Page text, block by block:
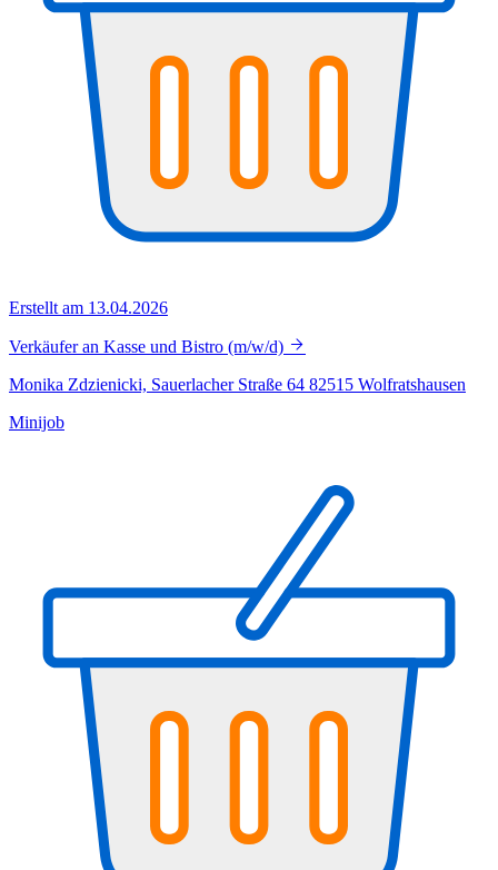
Erstellt am 13.04.2026
Verkäufer an Kasse und Bistro (m/w/d)
Monika Zdzienicki, Sauerlacher Straße 64 82515 Wolfratshausen
Minijob